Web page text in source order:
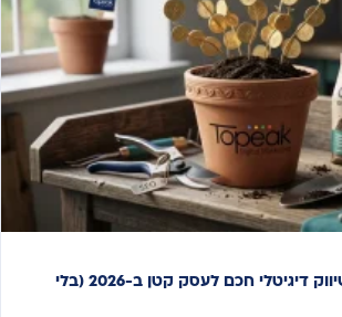
איך לבנות תקציב שיווק דיגיטלי חכם לעסק קטן ב-2026 (בלי